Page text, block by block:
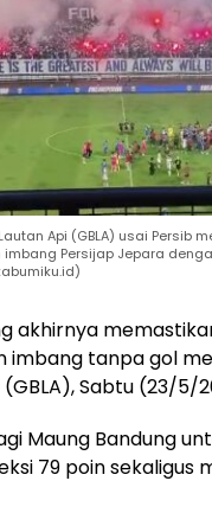
Api (GBLA) usai Persib
Persijap Jepara
akhirnya
tanpa gol
Sabtu (23/5/
Maung Bandung
79 poin sekaligus